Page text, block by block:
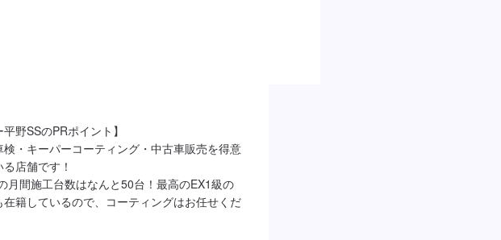
平野SSのPRポイント】
検・キーパーコーティング・中古車販売を得意
店舗です！
月間施工台数はなんと50台！最高のEX1級の
在籍しているので、コーティングはお任せくだ